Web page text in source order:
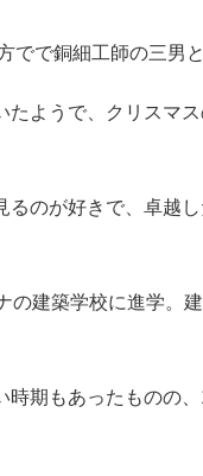
で銅細工師の三男
ようで、クリスマ
のが好きで、卓越
建築学校に進学。
期もあったものの